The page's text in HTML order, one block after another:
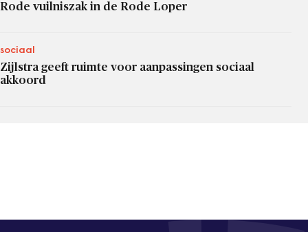
Rode vuilniszak in de Rode Loper
sociaal
Zijlstra geeft ruimte voor aanpassingen sociaal
akkoord